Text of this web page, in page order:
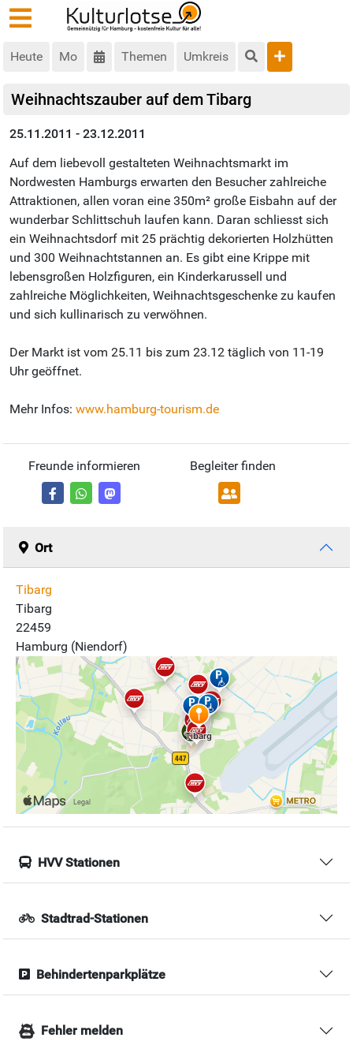
Heute Mo Themen Umkreis
Weihnachtszauber auf dem Tibarg
25.11.2011 - 23.12.2011
Auf dem liebevoll gestalteten Weihnachtsmarkt im
Nordwesten Hamburgs erwarten den Besucher zahlreiche
Attraktionen, allen voran eine 350m² große Eisbahn auf der
wunderbar Schlittschuh laufen kann. Daran schliesst sich
ein Weihnachtsdorf mit 25 prächtig dekorierten Holzhütten
und 300 Weihnachtstannen an. Es gibt eine Krippe mit
lebensgroßen Holzfiguren, ein Kinderkarussell und
zahlreiche Möglichkeiten, Weihnachtsgeschenke zu kaufen
und sich kullinarisch zu verwöhnen.
Der Markt ist vom 25.11 bis zum 23.12 täglich von 11-19
Uhr geöffnet.
Mehr Infos: www.hamburg-tourism.de
Freunde informieren Begleiter finden
Ort
Tibarg
Tibarg
22459
Hamburg (Niendorf)
HVV Stationen
Stadtrad-Stationen
Behindertenparkplätze
Fehler melden